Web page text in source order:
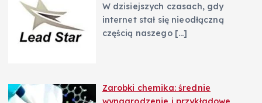
W dzisiejszych czasach, gdy
internet stał się nieodłączną
częścią naszego […]
Zarobki chemika: średnie